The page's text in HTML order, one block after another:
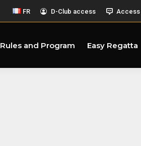
FR D-Club access Access
Rules and Program Easy Regatta